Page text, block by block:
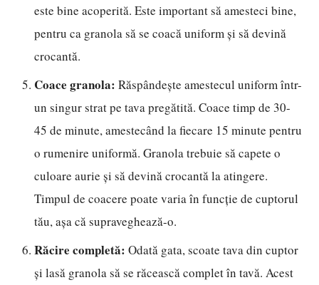
este bine acoperită. Este important să amesteci bine,
pentru ca granola să se coacă uniform și să devină
crocantă.
Coace granola: Răspândește amestecul uniform într-
un singur strat pe tava pregătită. Coace timp de 30-
45 de minute, amestecând la fiecare 15 minute pentru
o rumenire uniformă. Granola trebuie să capete o
culoare aurie și să devină crocantă la atingere.
Timpul de coacere poate varia în funcție de cuptorul
tău, așa că supraveghează-o.
Răcire completă: Odată gata, scoate tava din cuptor
și lasă granola să se răcească complet în tavă. Acest